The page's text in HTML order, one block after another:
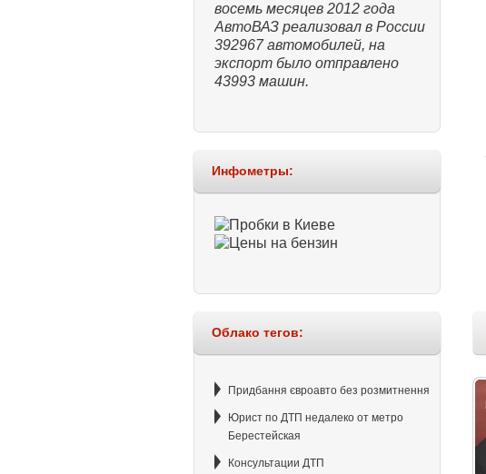
восемь месяцев 2012 года
АвтоВАЗ реализовал в России
392967 автомобилей, на
экспорт было отправлено
43993 машин.
Инфометры:
Облако тегов:
Придбання євроавто без розмитнення
Юрист по ДТП недалеко от метро
Берестейская
Консультации ДТП